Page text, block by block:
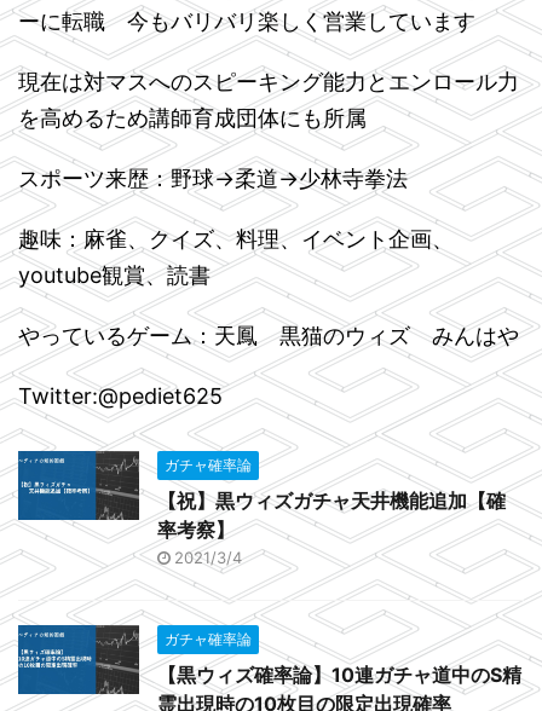
ーに転職 今もバリバリ楽しく営業しています
現在は対マスへのスピーキング能力とエンロール力
を高めるため講師育成団体にも所属
スポーツ来歴：野球→柔道→少林寺拳法
趣味：麻雀、クイズ、料理、イベント企画、
youtube観賞、読書
やっているゲーム：天鳳 黒猫のウィズ みんはや
Twitter:@pediet625
ガチャ確率論
【祝】黒ウィズガチャ天井機能追加【確
率考察】
2021/3/4
ガチャ確率論
【黒ウィズ確率論】10連ガチャ道中のS精
霊出現時の10枚目の限定出現確率